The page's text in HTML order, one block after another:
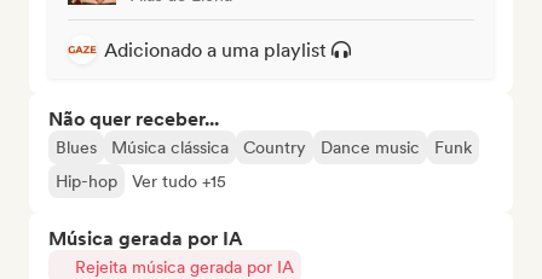
Adicionado a uma playlist
Não quer receber...
Blues Música clássica Country Dance music
Funk
Hip-hop
Ver tudo +15
Música gerada por IA
Rejeita música gerada por IA